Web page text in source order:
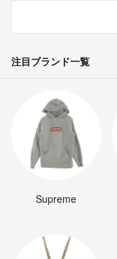
注目ブランド一覧
Supreme